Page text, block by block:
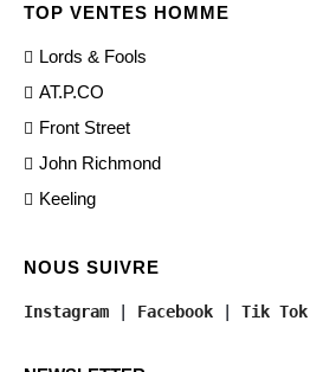
TOP VENTES HOMME
Lords & Fools
AT.P.CO
Front Street
John Richmond
Keeling
NOUS SUIVRE
Instagram | Facebook | Tik Tok